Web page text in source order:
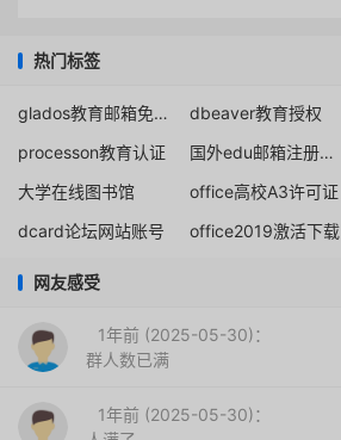
热门标签
glados教育邮箱免费一年 dbeaver教育授权
processon教育认证
国外edu邮箱注册申请
大学在线图书馆
office高校A3许可证
dcard论坛网站账号
office2019激活下载
网友感受
1年前 (2025-05-30)：
群人数已满
1年前 (2025-05-30)：